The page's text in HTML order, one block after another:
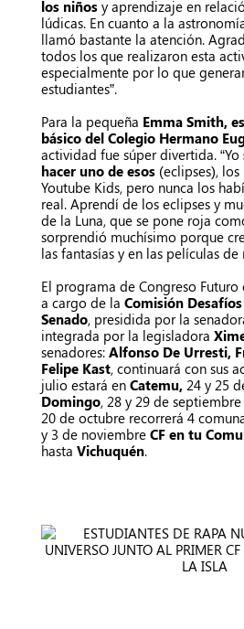
los niños y aprendizaje en
lúdicas. En cuanto a la
llamó bastante la atención.
todos los que realizaron esta
especialmente por lo que
estudiantes”.
Para la pequeña Emma Smith,
básico del Colegio Hermano
actividad fue súper divertida. “Yo
hacer uno de esos (eclipses),
Youtube Kids, pero nunca los
real. Aprendí de los eclipses y
de la Luna, que se pone roja
sorprendió muchísimo porque
las fantasías y en las películas de
El programa de Congreso Futuro
a cargo de la Comisión
Senado, presidida por la
integrada por la legisladora
senadores: Alfonso De Urresti,
Felipe Kast, continuará con sus
julio estará en Catemu, 24 y 25
Domingo, 28 y 29 de
20 de octubre recorrerá 4
y 3 de noviembre CF en tu
hasta Vichuquén.